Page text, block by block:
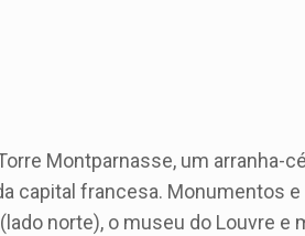
Montparnasse, um arranha-
capital francesa. Monumentos
norte), o museu do Louvre